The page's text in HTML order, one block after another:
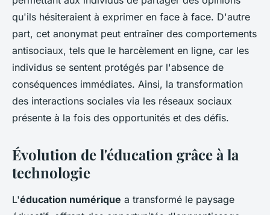
qu'ils hésiteraient à exprimer en face à face. D'autre
part, cet anonymat peut entraîner des comportements
antisociaux, tels que le harcèlement en ligne, car les
individus se sentent protégés par l'absence de
conséquences immédiates. Ainsi, la transformation
des interactions sociales via les réseaux sociaux
présente à la fois des opportunités et des défis.
Évolution de l'éducation grâce à la
technologie
L'éducation numérique a transformé le paysage